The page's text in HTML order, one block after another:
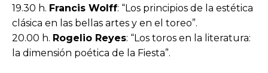
19.30 h. Francis Wolff: “Los principios de la estética
clásica en las bellas artes y en el toreo”.
20.00 h. Rogelio Reyes: “Los toros en la literatura:
la dimensión poética de la Fiesta”.